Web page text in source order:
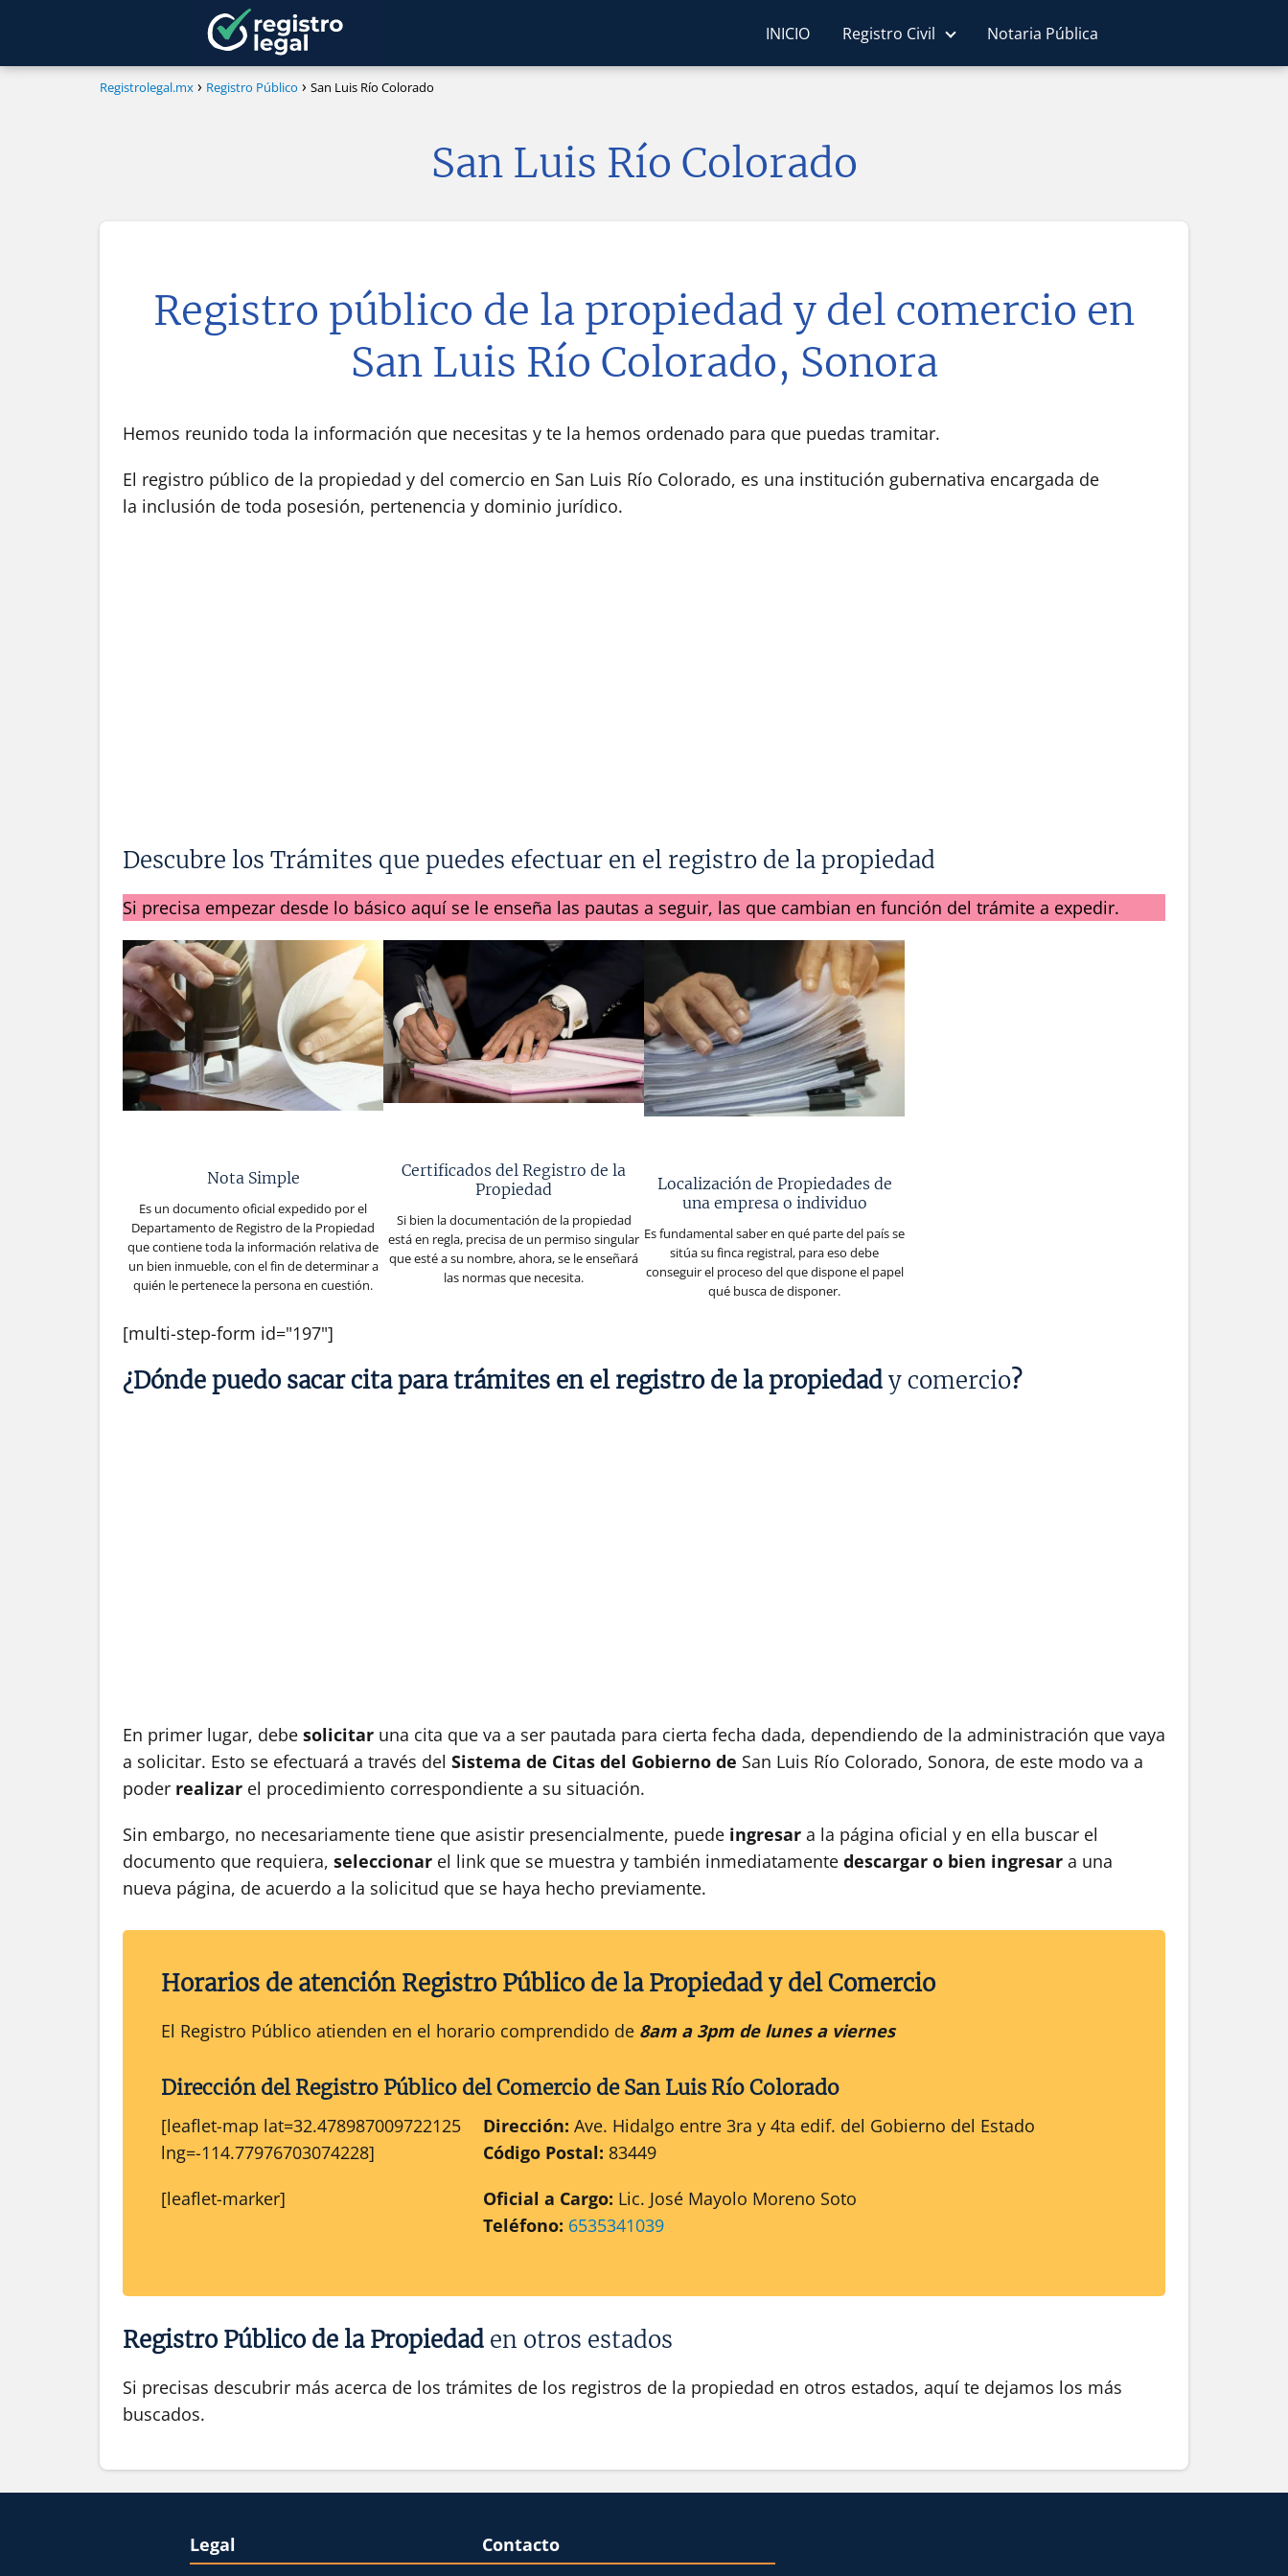
INICIO Registro Civil Notaria Pública
Registrolegal.mx Registro Público San Luis Río Colorado
San Luis Río Colorado
Registro público de la propiedad y del comercio en
San Luis Río Colorado, Sonora
Hemos reunido toda la información que necesitas y te la hemos ordenado para que puedas tramitar.
El registro público de la propiedad y del comercio en San Luis Río Colorado, es una institución gubernativa encargada de
la inclusión de toda posesión, pertenencia y dominio jurídico.
Descubre los Trámites que puedes efectuar en el registro de la propiedad
Si precisa empezar desde lo básico aquí se le enseña las pautas a seguir, las que cambian en función del trámite a expedir.
Nota Simple
Es un documento oficial expedido por el
Departamento de Registro de la Propiedad
que contiene toda la información relativa de
un bien inmueble, con el fin de determinar a
quién le pertenece la persona en cuestión.
Certificados del Registro de la
Propiedad
Si bien la documentación de la propiedad
está en regla, precisa de un permiso singular
que esté a su nombre, ahora, se le enseñará
las normas que necesita.
Localización de Propiedades de
una empresa o individuo
Es fundamental saber en qué parte del país se
sitúa su finca registral, para eso debe
conseguir el proceso del que dispone el papel
qué busca de disponer.
[multi-step-form id="197"]
¿Dónde puedo sacar cita para trámites en el registro de la propiedady comercio?
En primer lugar, debe solicitar una cita que va a ser pautada para cierta fecha dada, dependiendo de la administración que vaya
a solicitar. Esto se efectuará a través del Sistema de Citas del Gobierno de San Luis Río Colorado, Sonora, de este modo va a
poder realizar el procedimiento correspondiente a su situación.
Sin embargo, no necesariamente tiene que asistir presencialmente, puede ingresar a la página oficial y en ella buscar el
documento que requiera, seleccionar el link que se muestra y también inmediatamente descargar o bien ingresar a una
nueva página, de acuerdo a la solicitud que se haya hecho previamente.
Horarios de atención Registro Público de la Propiedad y del Comercio
El Registro Público atienden en el horario comprendido de 8am a 3pm de lunes a viernes
Dirección delRegistro Público delComercio deSan Luis Río Colorado
[leaflet-map lat=32.478987009722125
lng=-114.77976703074228]
[leaflet-marker]
Dirección: Ave. Hidalgo entre 3ra y 4ta edif. del Gobierno del Estado
Código Postal: 83449
Oficial a Cargo: Lic. José Mayolo Moreno Soto
Teléfono: 6535341039
Registro Público de la Propiedad en otros estados
Si precisas descubrir más acerca de los trámites de los registros de la propiedad en otros estados, aquí te dejamos los más
buscados.
Legal Contacto